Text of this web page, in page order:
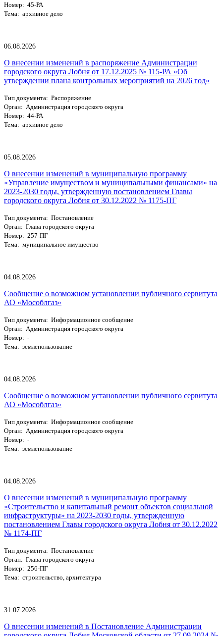
Номер: 45-РА
Тема: архивное дело
06.08.2026
О внесении изменений в распоряжение Администрации
городского округа Лобня от 17.12.2025 № 115-РА «Об
утверждении плана контрольных мероприятий на 2026 год»
Тип документа: Распоряжение
Орган: Администрация городского округа
Номер: 44-РА
Тема: архивное дело
05.08.2026
О внесении изменений в муниципальную программу
«Управление имуществом и муниципальными финансами» на
2023-2030 годы, утвержденную постановлением Главы
городского округа Лобня от 30.12.2022 № 1175-ПГ
Тип документа: Постановление
Орган: Глава городского округа
Номер: 257-ПГ
Тема: муниципальное имущество
04.08.2026
Сообщение о возможном установлении публичного сервитута
АО «Мособлгаз»
Тип документа: Информационное сообщение
Орган: Администрация городского округа
Номер: -
Тема: землепользование
04.08.2026
Сообщение о возможном установлении публичного сервитута
АО «Мособлгаз»
Тип документа: Информационное сообщение
Орган: Администрация городского округа
Номер: -
Тема: землепользование
04.08.2026
О внесении изменений в муниципальную программу
«Строительство и капитальный ремонт объектов социальной
инфраструктуры» на 2023-2030 годы, утвержденную
постановлением Главы городского округа Лобня от 30.12.2022
№ 1174-ПГ
Тип документа: Постановление
Орган: Глава городского округа
Номер: 256-ПГ
Тема: строительство, архитектура
31.07.2026
О внесении изменений в Постановление Администрации